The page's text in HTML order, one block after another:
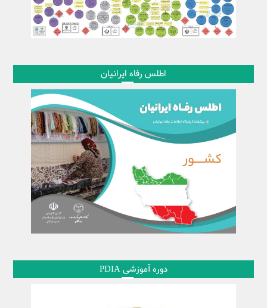
اطلس رفاه ایرانیان
دوره آموزشی PDIA